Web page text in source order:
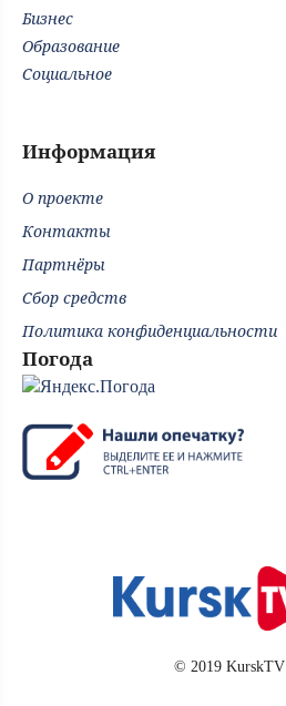
Бизнес
Образование
Социальное
Информация
О проекте
Контакты
Партнёры
Сбор средств
Политика конфиденциальности
Погода
© 2019 KurskTV